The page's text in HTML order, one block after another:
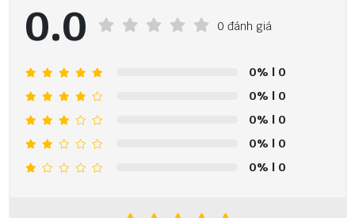
0.0 0 đánh giá
0% | 0
0% | 0
0% | 0
0% | 0
0% | 0